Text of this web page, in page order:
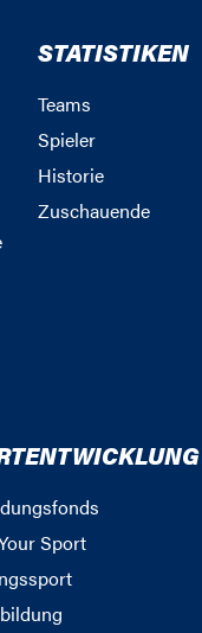
STATISTIKEN
Teams
Spieler
Historie
Zuschauende
Sport